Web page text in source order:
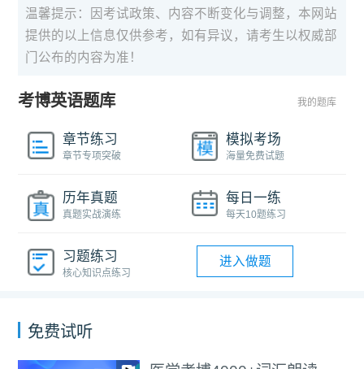
温馨提示：因考试政策、内容不断变化与调整，本网站
提供的以上信息仅供参考，如有异议，请考生以权威部
门公布的内容为准！
考博英语题库 我的题库
章节练习
章节专项突破
模拟考场
海量免费试题
历年真题
真题实战演练
每日一练
每天10题练习
习题练习
核心知识点练习
进入做题
免费试听